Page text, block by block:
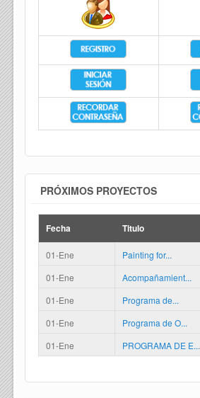
PRÓXIMOS PROYECTOS
Fecha Titulo
01-Ene
Painting for...
01-Ene
Acompañamient...
01-Ene
Programa de...
01-Ene
Programa de O...
01-Ene
PROGRAMA DE E...